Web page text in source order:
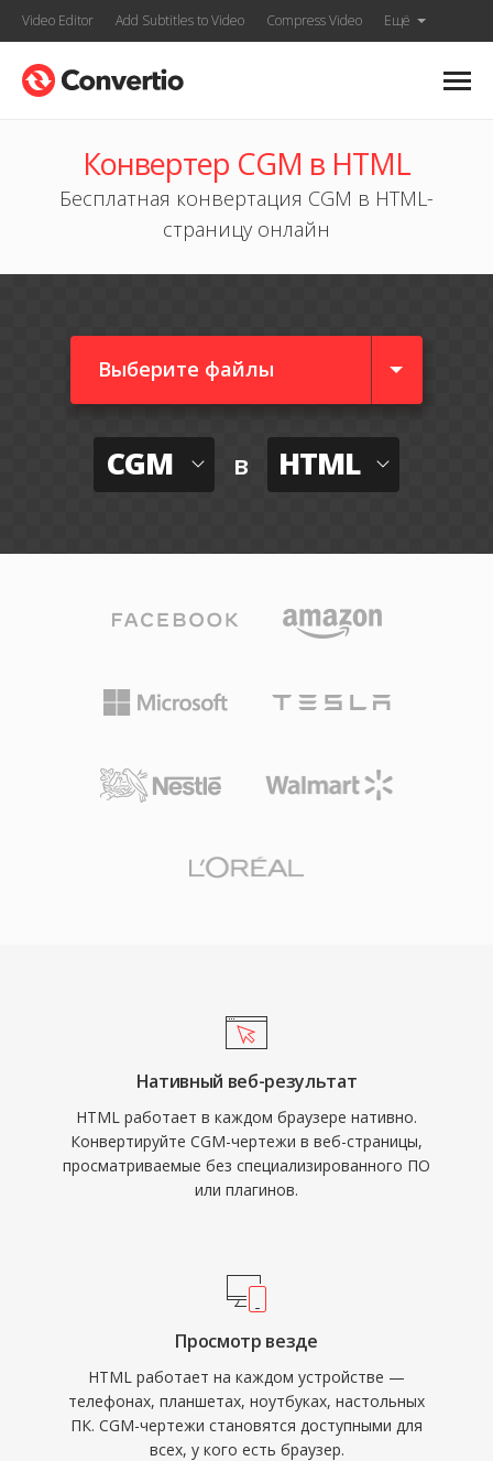
Video Editor Add Subtitles to Video Compress Video Ещё
Конвертер CGM в HTML
Бесплатная конвертация CGM в HTML-
страницу онлайн
Выберите файлы
CGM в HTML
Нативный веб-результат
HTML работает в каждом браузере нативно.
Конвертируйте CGM-чертежи в веб-страницы,
просматриваемые без специализированного ПО
или плагинов.
Просмотр везде
HTML работает на каждом устройстве —
телефонах, планшетах, ноутбуках, настольных
ПК. CGM-чертежи становятся доступными для
всех, у кого есть браузер.